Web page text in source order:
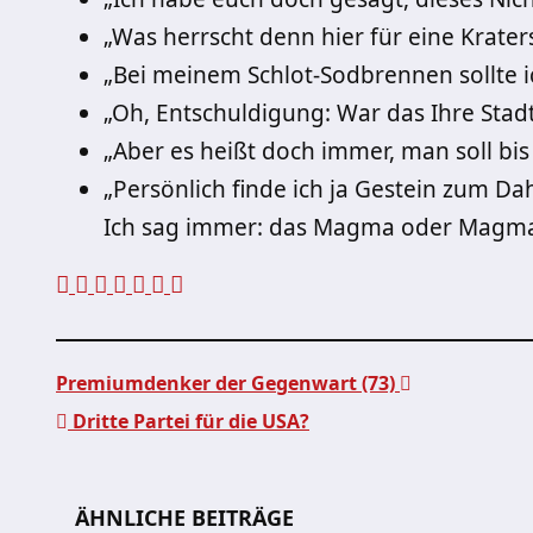
„Was herrscht denn hier für eine
„Bei meinem Schlot-Sodbrennen sollte
„Oh, Entschuldigung: War das Ihre
„Aber es heißt doch immer, man soll
„Persönlich finde ich ja Gestein zum
Ich sag immer: das Magma oder
Premiumdenker der Gegenwart (73)
Dritte Partei für die USA?
ÄHNLICHE BEITRÄGE